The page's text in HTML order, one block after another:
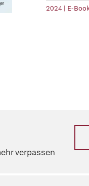
2024 | E-
verpassen